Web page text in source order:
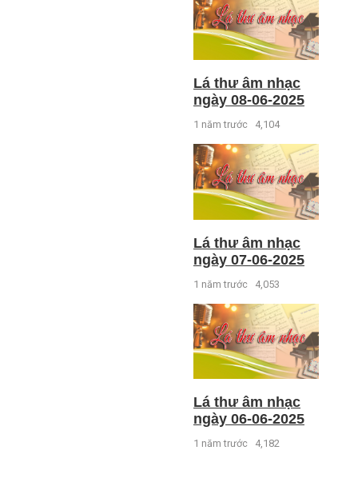
Lá thư âm nhạc
ngày 08-06-2025
1 năm trước 4,104
Lá thư âm nhạc
ngày 07-06-2025
1 năm trước 4,053
Lá thư âm nhạc
ngày 06-06-2025
1 năm trước 4,182